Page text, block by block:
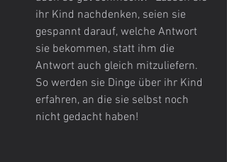
ihr Kind nachdenken, seien sie
gespannt darauf, welche Antwort
sie bekommen, statt ihm die
Antwort auch gleich mitzuliefern.
So werden sie Dinge über ihr Kind
erfahren, an die sie selbst noch
nicht gedacht haben!